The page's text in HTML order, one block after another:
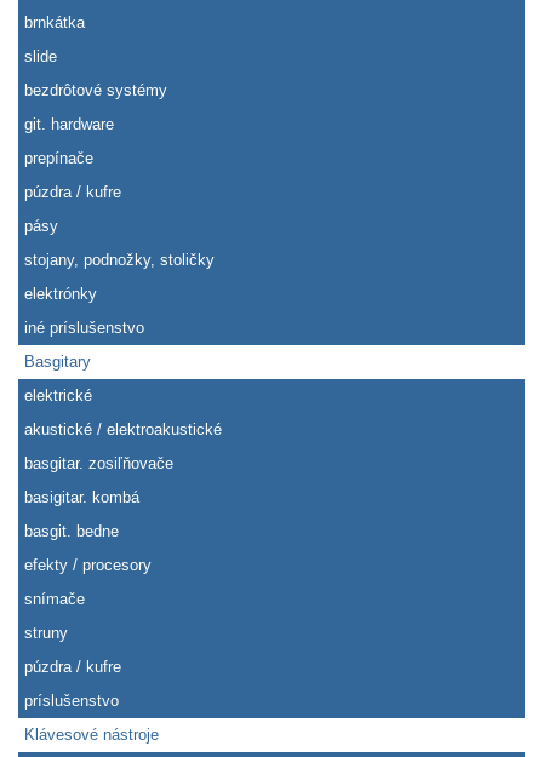
brnkátka
slide
bezdrôtové systémy
git. hardware
prepínače
púzdra / kufre
pásy
stojany, podnožky, stoličky
elektrónky
iné príslušenstvo
Basgitary
elektrické
akustické / elektroakustické
basgitar. zosiľňovače
basigitar. kombá
basgit. bedne
efekty / procesory
snímače
struny
púzdra / kufre
príslušenstvo
Klávesové nástroje